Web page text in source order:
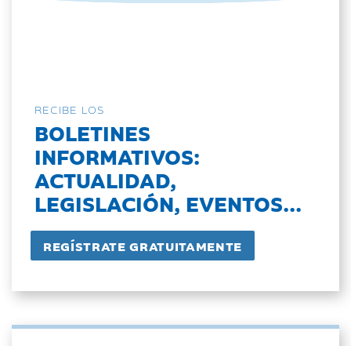
RECIBE LOS
BOLETINES
INFORMATIVOS:
ACTUALIDAD,
LEGISLACIÓN, EVENTOS...